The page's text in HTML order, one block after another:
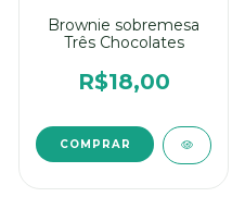
Brownie sobremesa
Três Chocolates
R$18,00